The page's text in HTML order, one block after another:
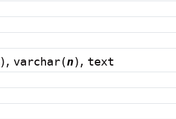
), varchar(n), text